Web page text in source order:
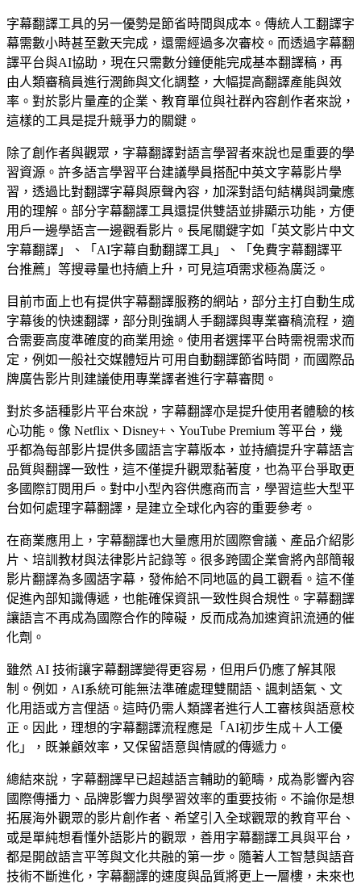
字幕翻譯工具的另一優勢是節省時間與成本。傳統人工翻譯字
幕需數小時甚至數天完成，還需經過多次審校。而透過字幕翻
譯平台與AI協助，現在只需數分鐘便能完成基本翻譯稿，再
由人類審稿員進行潤飾與文化調整，大幅提高翻譯產能與效
率。對於影片量產的企業、教育單位與社群內容創作者來說，
這樣的工具是提升競爭力的關鍵。
除了創作者與觀眾，字幕翻譯對語言學習者來說也是重要的學
習資源。許多語言學習平台建議學員搭配中英文字幕影片學
習，透過比對翻譯字幕與原聲內容，加深對語句結構與詞彙應
用的理解。部分字幕翻譯工具還提供雙語並排顯示功能，方便
用戶一邊學語言一邊觀看影片。長尾關鍵字如「英文影片中文
字幕翻譯」、「AI字幕自動翻譯工具」、「免費字幕翻譯平
台推薦」等搜尋量也持續上升，可見這項需求極為廣泛。
目前市面上也有提供字幕翻譯服務的網站，部分主打自動生成
字幕後的快速翻譯，部分則強調人手翻譯與專業審稿流程，適
合需要高度準確度的商業用途。使用者選擇平台時需視需求而
定，例如一般社交媒體短片可用自動翻譯節省時間，而國際品
牌廣告影片則建議使用專業譯者進行字幕審閱。
對於多語種影片平台來說，字幕翻譯亦是提升使用者體驗的核
心功能。像 Netflix、Disney+、YouTube Premium 等平台，幾
乎都為每部影片提供多國語言字幕版本，並持續提升字幕語言
品質與翻譯一致性，這不僅提升觀眾黏著度，也為平台爭取更
多國際訂閱用戶。對中小型內容供應商而言，學習這些大型平
台如何處理字幕翻譯，是建立全球化內容的重要參考。
在商業應用上，字幕翻譯也大量應用於國際會議、產品介紹影
片、培訓教材與法律影片記錄等。很多跨國企業會將內部簡報
影片翻譯為多國語字幕，發佈給不同地區的員工觀看。這不僅
促進內部知識傳遞，也能確保資訊一致性與合規性。字幕翻譯
讓語言不再成為國際合作的障礙，反而成為加速資訊流通的催
化劑。
雖然 AI 技術讓字幕翻譯變得更容易，但用戶仍應了解其限
制。例如，AI系統可能無法準確處理雙關語、諷刺語氣、文
化用語或方言俚語。這時仍需人類譯者進行人工審核與語意校
正。因此，理想的字幕翻譯流程應是「AI初步生成＋人工優
化」，既兼顧效率，又保留語意與情感的傳遞力。
總結來說，字幕翻譯早已超越語言輔助的範疇，成為影響內容
國際傳播力、品牌影響力與學習效率的重要技術。不論你是想
拓展海外觀眾的影片創作者、希望引入全球觀眾的教育平台、
或是單純想看懂外語影片的觀眾，善用字幕翻譯工具與平台，
都是開啟語言平等與文化共融的第一步。隨著人工智慧與語音
技術不斷進化，字幕翻譯的速度與品質將更上一層樓，未來也